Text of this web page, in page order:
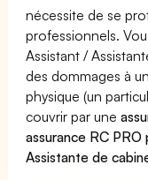
nécessite de se
professionnels.
Assistant /
des dommages à
physique (un
couvrir par une
assurance RC
Assistante de